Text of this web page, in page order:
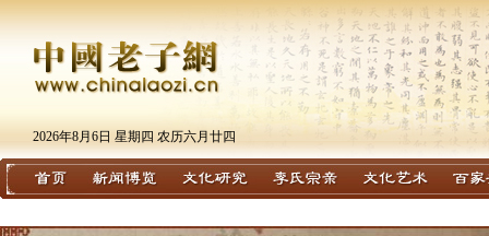
2026年8月6日 星期四 农历六月廿四